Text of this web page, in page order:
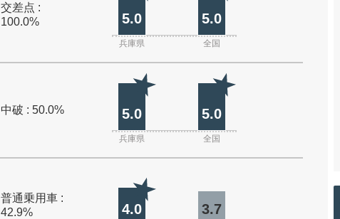
交差点 :
100.0%
5.0 5.0
兵庫県 全国
中破 : 50.0% 5.0 5.0
兵庫県 全国
普通乗用車 :
42.9%
4.0 3.7